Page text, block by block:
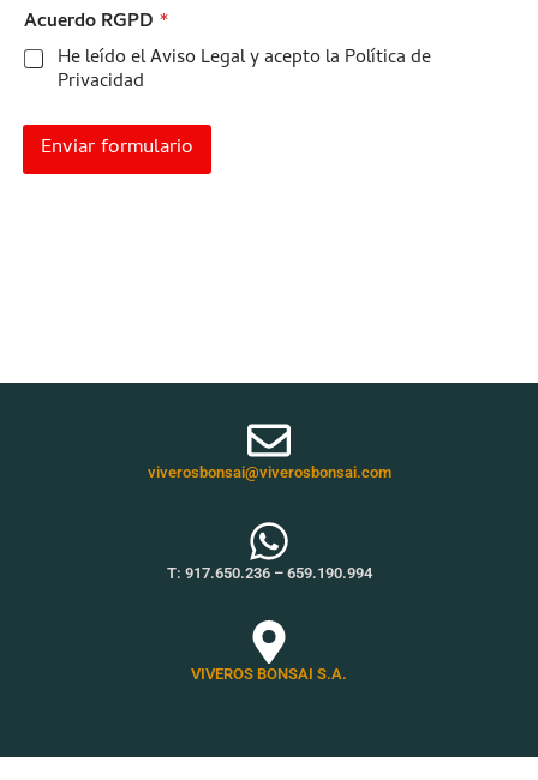
Acuerdo RGPD *
He leído el Aviso Legal y acepto la Política de
Privacidad
Enviar formulario
viverosbonsai@viverosbonsai.com
T: 917.650.236– 659.190.994
VIVEROS BONSAI S.A.